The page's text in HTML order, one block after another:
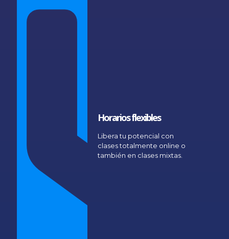
Horarios flexibles
Libera tu potencial con
clases totalmente online o
también en clases mixtas.